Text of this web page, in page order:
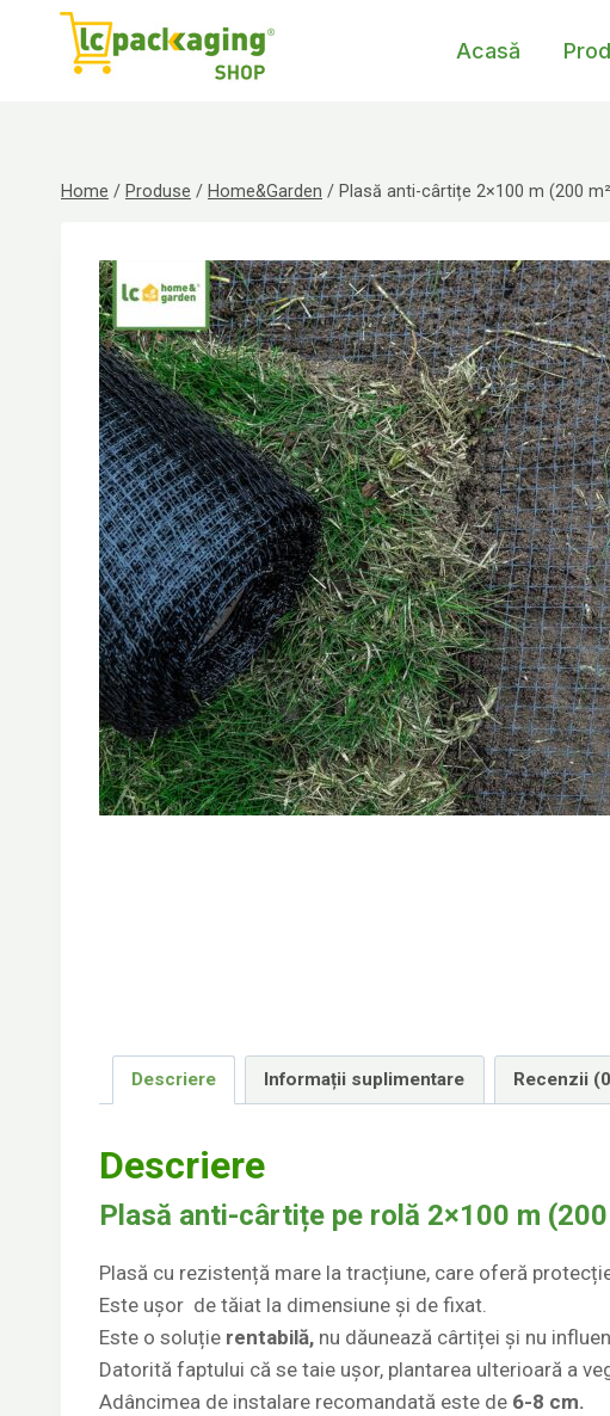
Acasă
Home / Produse / Home&Garden / Plasă anti-cârtițe 2×100 m (200
Descriere Informații suplimentare Recenzii
Descriere
Plasă anti-cârtițe pe rolă 2×100 m (200
Plasă cu rezistență mare la tracțiune, care oferă
Este ușor de tăiat la dimensiune și de fixat.
Este o soluție rentabilă, nu dăunează cârtiței și nu
Datorită faptului că se taie ușor, plantarea ulterioară a
Adâncimea de instalare recomandată este de 6-8 cm.